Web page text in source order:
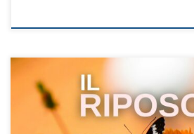
Estate: tempo di ripartire… fermandosi!